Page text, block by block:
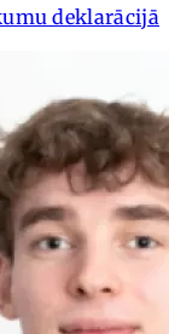
deklarācijā